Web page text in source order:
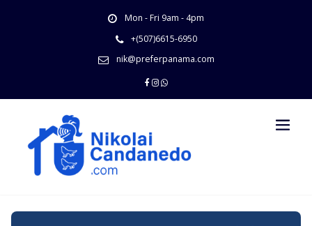
Mon - Fri 9am - 4pm
+(507)6615-6950
nik@preferpanama.com